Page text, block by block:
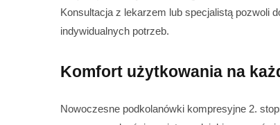
Konsultacja z lekarzem lub specjalistą pozwoli
indywidualnych potrzeb.
Komfort użytkowania na
Nowoczesne podkolanówki kompresyjne 2.